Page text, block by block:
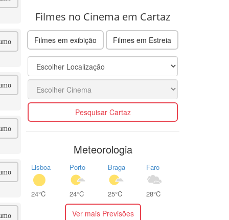
Filmes no Cinema em Cartaz
Filmes em exibição Filmes em Estreia
Pesquisar Cartaz
Meteorologia
Lisboa
24°C
Porto
24°C
Braga
25°C
Faro
28°C
Ver mais Previsões